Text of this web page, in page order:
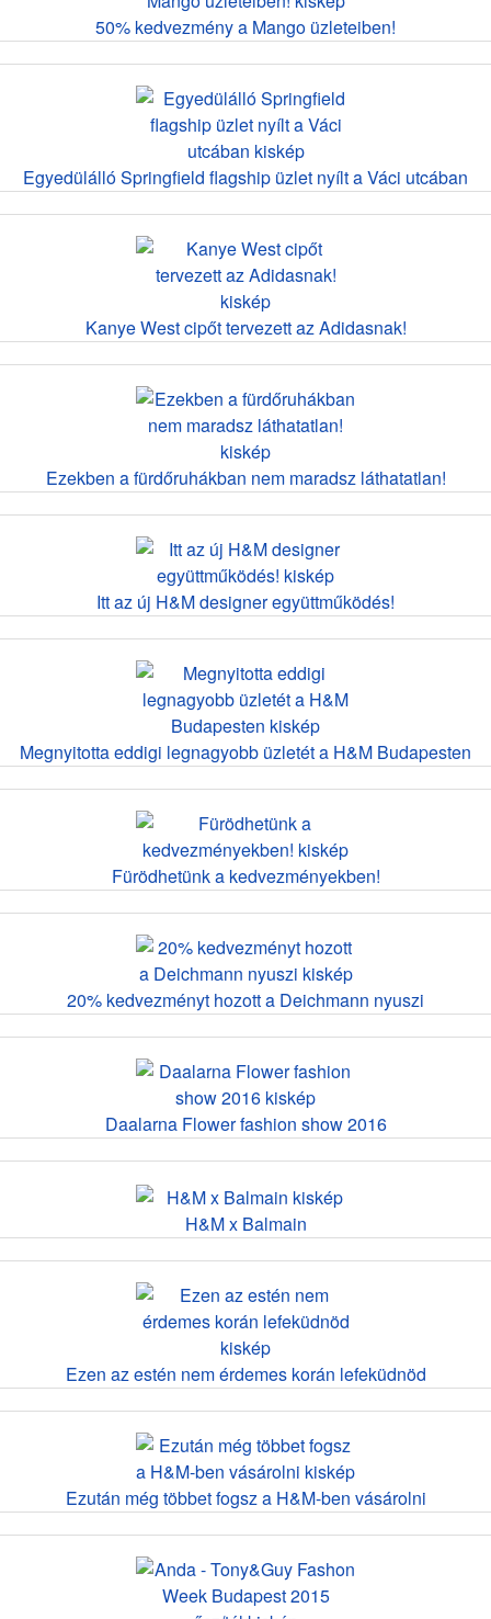
50% kedvezmény a Mango üzleteiben!
Egyedülálló Springfield flagship üzlet nyílt a Váci utcában
Kanye West cipőt tervezett az Adidasnak!
Ezekben a fürdőruhákban nem maradsz láthatatlan!
Itt az új H&M designer együttműködés!
Megnyitotta eddigi legnagyobb üzletét a H&M Budapesten
Fürödhetünk a kedvezményekben!
20% kedvezményt hozott a Deichmann nyuszi
Daalarna Flower fashion show 2016
H&M x Balmain
Ezen az estén nem érdemes korán lefeküdnöd
Ezután még többet fogsz a H&M-ben vásárolni